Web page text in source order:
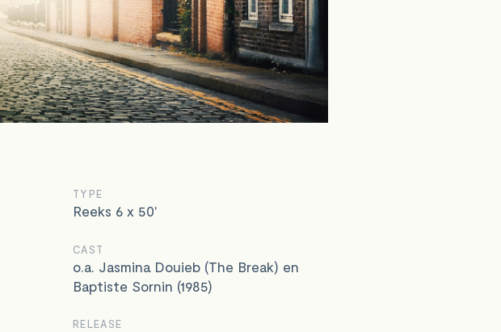
TYPE
Reeks 6 x 50'
CAST
o.a. Jasmina Douieb (The Break) en
Baptiste Sornin (1985)
RELEASE